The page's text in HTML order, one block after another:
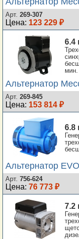
Арт. 269-307
Цена: 123 229 ₽
6.4
мин.
Альтернатор
Арт. 269-845
Цена: 153 814 ₽
6.8
Альтернатор
Арт. 756-624
Цена: 76 773 ₽
7.2